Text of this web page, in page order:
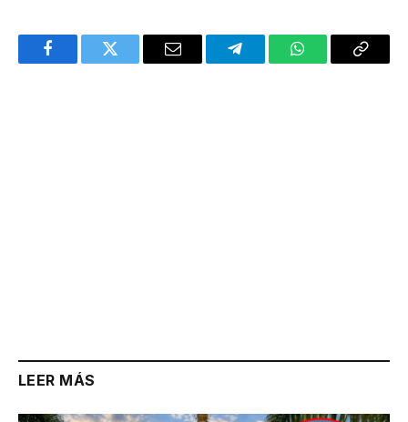
FacebookTwitter Email TelegramWhatsAppCopy
LEER MÁS